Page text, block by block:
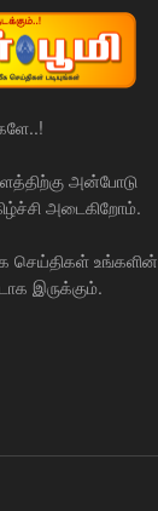
அன்போடு
அடைகிறோம்.
செய்திகள் உங்களின்
இருக்கும்.